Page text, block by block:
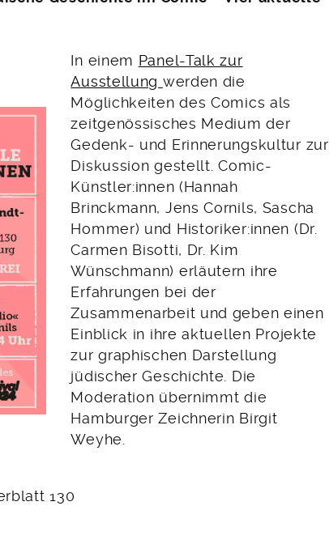
In einem Panel-Talk zur
Ausstellung werden die
Möglichkeiten des Comics als
zeitgenössisches Medium der
Gedenk- und Erinnerungskultur zur
Diskussion gestellt. Comic-
Künstler:innen (Hannah
Brinckmann, Jens Cornils, Sascha
Hommer) und Historiker:innen (Dr.
Carmen Bisotti, Dr. Kim
Wünschmann) erläutern ihre
Erfahrungen bei der
Zusammenarbeit und geben einen
Einblick in ihre aktuellen Projekte
zur graphischen Darstellung
jüdischer Geschichte. Die
Moderation übernimmt die
Hamburger Zeichnerin Birgit
Weyhe.
130